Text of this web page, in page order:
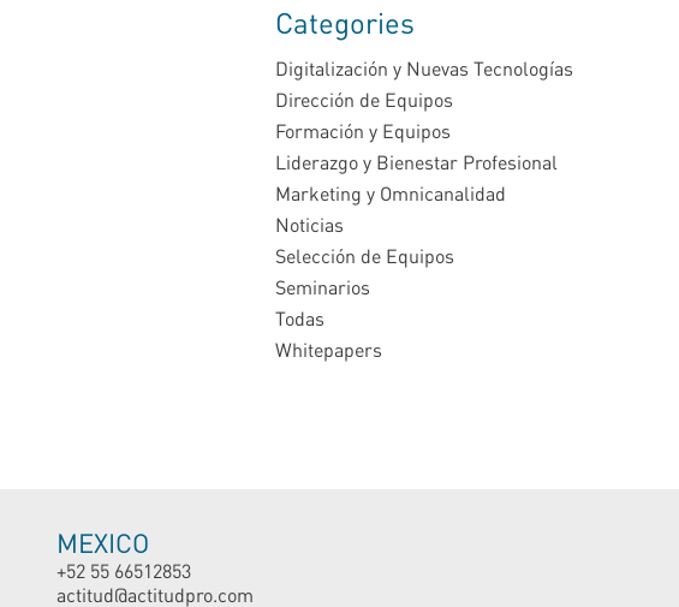
Categories
Digitalización y Nuevas Tecnologías
Dirección de Equipos
Formación y Equipos
Liderazgo y Bienestar Profesional
Marketing y Omnicanalidad
Noticias
Selección de Equipos
Seminarios
Todas
Whitepapers
MEXICO
+52 55 66512853
actitud@actitudpro.com